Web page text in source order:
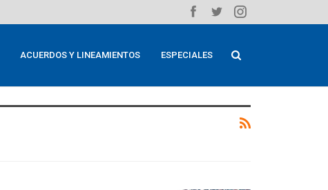
ACUERDOS Y LINEAMIENTOS ESPECIALES